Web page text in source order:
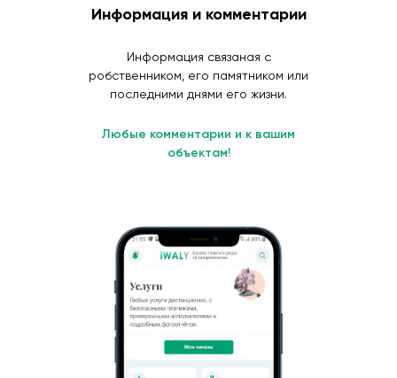
Информация и комментарии
Информация связаная с
робственником, его памятником или
последними днями его жизни.
Любые комментарии и к вашим
объектам!